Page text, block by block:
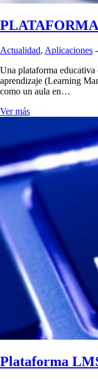
Actualidad, Aplicaciones -
Una plataforma educativa
aprendizaje (Learning
como un aula en…
Ver más
Plataforma